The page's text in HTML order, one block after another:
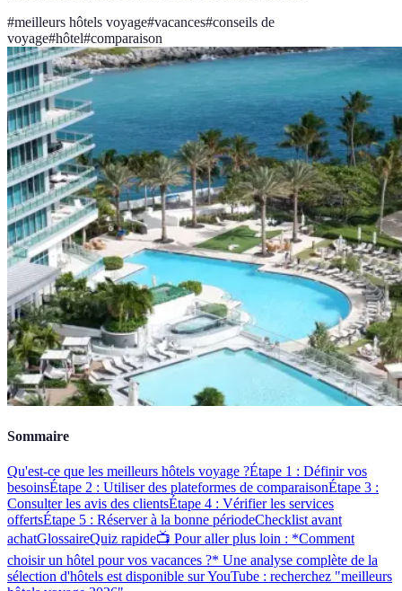
#meilleurs hôtels voyage#vacances#conseils de
voyage#hôtel#comparaison
Sommaire
Qu'est-ce que les meilleurs hôtels voyage ?Étape 1 : Définir vos
besoinsÉtape 2 : Utiliser des plateformes de comparaisonÉtape 3 :
Consulter les avis des clientsÉtape 4 : Vérifier les services
offertsÉtape 5 : Réserver à la bonne périodeChecklist avant
achatGlossaireQuiz rapide📺 Pour aller plus loin : *Comment
choisir un hôtel pour vos vacances ?* Une analyse complète de la
sélection d'hôtels est disponible sur YouTube : recherchez "meilleurs